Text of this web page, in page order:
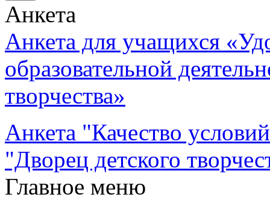
Анкета
Анкета для учащихся
образовательной
творчества»
Анкета "Качество
"Дворец детского
Главное меню